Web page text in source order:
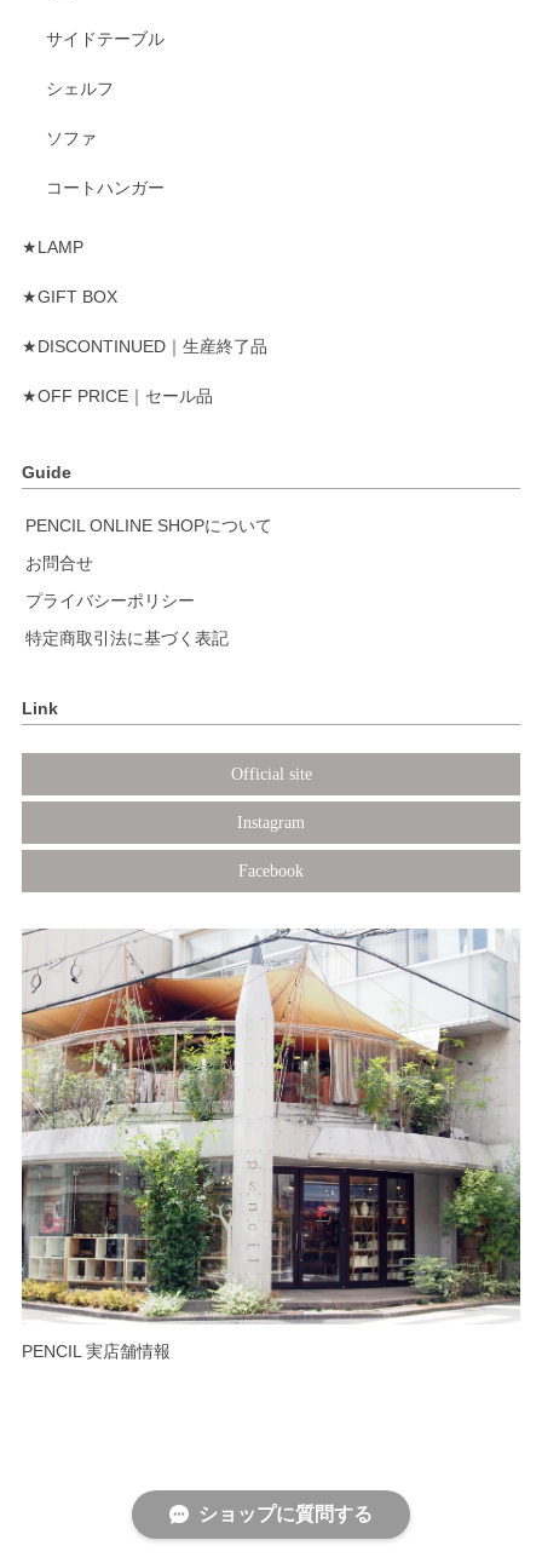
サイドテーブル
シェルフ
ソファ
コートハンガー
★LAMP
★GIFT BOX
★DISCONTINUED｜生産終了品
★OFF PRICE｜セール品
Guide
PENCIL ONLINE SHOPについて
お問合せ
プライバシーポリシー
特定商取引法に基づく表記
Link
Official site
Instagram
Facebook
PENCIL 実店舗情報
ショップに質問する